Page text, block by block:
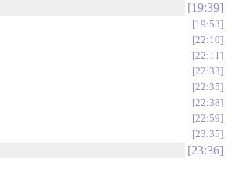
19:39
19:53
22:10
22:11
22:33
22:35
22:38
22:59
23:35
23:36